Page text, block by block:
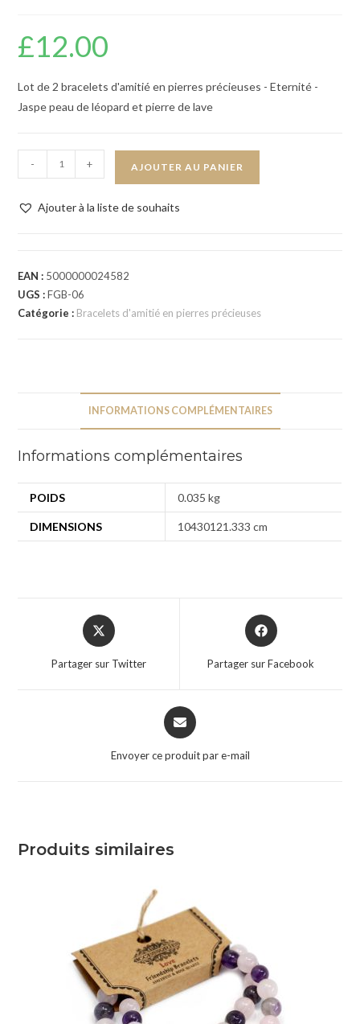
£12.00
Lot de 2 bracelets d'amitié en pierres précieuses - Eternité -
Jaspe peau de léopard et pierre de lave
- + AJOUTER AU PANIER
Ajouter à la liste de souhaits
EAN : 5000000024582
UGS :FGB-06
Catégorie : Bracelets d'amitié en pierres précieuses
INFORMATIONS COMPLÉMENTAIRES
Informations complémentaires
POIDS 0.035 kg
DIMENSIONS 10430121.333 cm
Partager sur Twitter Partager sur Facebook
Envoyer ce produit par e-mail
Produits similaires